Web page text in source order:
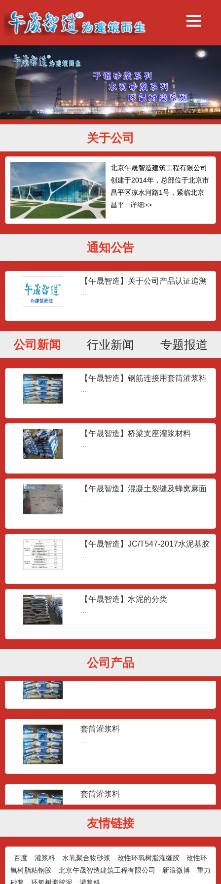
关于公司
北京午晟智造建筑工程有限公司
创建于2014年，总部位于北京市
昌平区凉水河路1号，紧临北京
昌平... 详细>>
通知公告
【午晟智造】关于公司产品认证追溯
...
公司新闻 行业新闻 专题报道
【午晟智造】钢筋连接用套筒灌浆料
...
【午晟智造】桥梁支座灌浆材料
...
【午晟智造】混凝土裂缝及蜂窝麻面
...
【午晟智造】JC/T547-2017水泥基胶
...
【午晟智造】水泥的分类
...
公司产品
高强聚合物砂浆
...
抢修砂浆
套筒灌浆料
套筒灌浆料
套筒灌浆料
套筒灌浆料
...
友情链接
百度 灌浆料 水乳聚合物砂浆 改性环氧树脂灌缝胶
改性环
氧树脂粘钢胶
北京午晟智造建筑工程有限公司 新浪微博
重力